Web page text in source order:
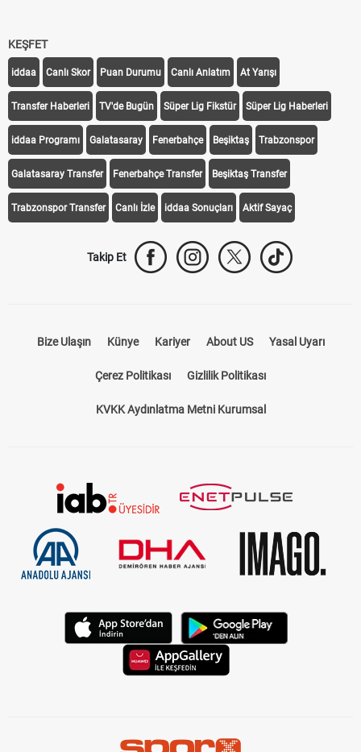
KEŞFET
iddaa Canlı Skor Puan Durumu Canlı Anlatım At Yarışı
Transfer Haberleri TV'de Bugün Süper Lig Fikstür Süper Lig Haberleri
iddaa Programı Galatasaray Fenerbahçe Beşiktaş Trabzonspor
Galatasaray Transfer Fenerbahçe Transfer Beşiktaş Transfer
Trabzonspor Transfer Canlı İzle iddaa Sonuçları Aktif Sayaç
Takip Et
Bize Ulaşın Künye Kariyer About US Yasal Uyarı
Çerez Politikası Gizlilik Politikası
KVKK Aydınlatma Metni Kurumsal